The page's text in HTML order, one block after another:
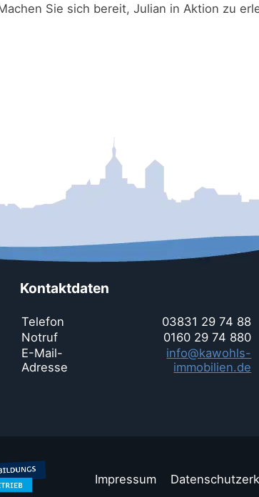
Sie sich bereit, Julian in Aktion zu
Kontaktdaten
Telefon
03831 29 74 88
Notruf
0160 29 74 880
E-Mail-
Adresse
info@kawohls-
immobilien.de
Impressum